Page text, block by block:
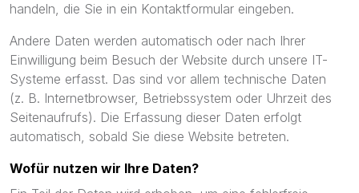
handeln, die Sie in ein Kontaktformular eingeben.
Andere Daten werden automatisch oder nach Ihrer
Einwilligung beim Besuch der Website durch unsere IT-
Systeme erfasst. Das sind vor allem technische Daten
(z. B. Internetbrowser, Betriebssystem oder Uhrzeit des
Seitenaufrufs). Die Erfassung dieser Daten erfolgt
automatisch, sobald Sie diese Website betreten.
Wofür nutzen wir Ihre Daten?